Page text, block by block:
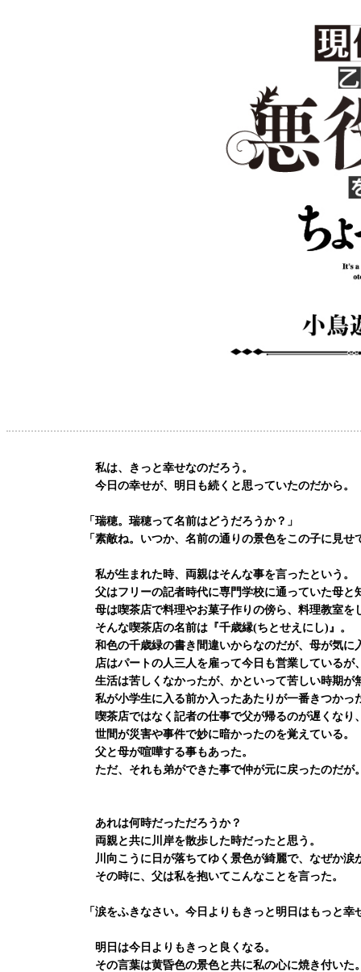
私は、きっと幸せなのだろう。
今日の幸せが、明日も続くと思っていたのだから。
「瑞穂。瑞穂って名前はどうだろうか？」
「素敵ね。いつか、名前の通りの景色をこの子に見せ
私が生まれた時、両親はそんな事を言ったという。
父はフリーの記者時代に専門学校に通っていた母と
母は喫茶店で料理やお菓子作りの傍ら、料理教室を
そんな喫茶店の名前は『千歳縁(ちとせえにし)』。
和色の千歳緑の書き間違いからなのだが、母が気に
店はパートの人三人を雇って今日も営業しているが
生活は苦しくなかったが、かといって苦しい時期が
私が小学生に入る前か入ったあたりが一番きつかっ
喫茶店ではなく記者の仕事で父が帰るのが遅くなり
世間が災害や事件で妙に暗かったのを覚えている。
父と母が喧嘩する事もあった。
ただ、それも弟ができた事で仲が元に戻ったのだが
あれは何時だっただろうか？
両親と共に川岸を散歩した時だったと思う。
川向こうに日が落ちてゆく景色が綺麗で、なぜか涙
その時に、父は私を抱いてこんなことを言った。
「涙をふきなさい。今日よりもきっと明日はもっと
明日は今日よりもきっと良くなる。
その言葉は黄昏色の景色と共に私の心に焼き付いた